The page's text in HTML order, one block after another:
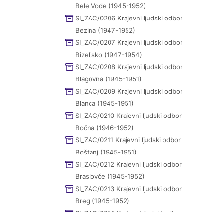
Bele Vode (1945-1952)
SI_ZAC/0206 Krajevni ljudski odbor
Bezina (1947-1952)
SI_ZAC/0207 Krajevni ljudski odbor
Bizeljsko (1947-1954)
SI_ZAC/0208 Krajevni ljudski odbor
Blagovna (1945-1951)
SI_ZAC/0209 Krajevni ljudski odbor
Blanca (1945-1951)
SI_ZAC/0210 Krajevni ljudski odbor
Bočna (1946-1952)
SI_ZAC/0211 Krajevni ljudski odbor
Boštanj (1945-1951)
SI_ZAC/0212 Krajevni ljudski odbor
Braslovče (1945-1952)
SI_ZAC/0213 Krajevni ljudski odbor
Breg (1945-1952)